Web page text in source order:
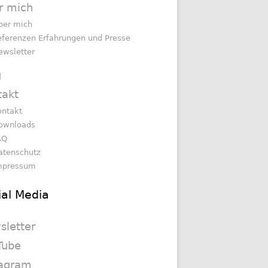
mich
mich
Erfahrungen und Presse
Media